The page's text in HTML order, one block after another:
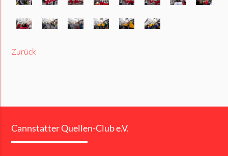
Zurück
Cannstatter Quellen-Club e.V.